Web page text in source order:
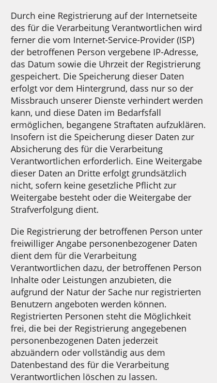
Durch eine Registrierung auf der Internetseite
des für die Verarbeitung Verantwortlichen wird
ferner die vom Internet-Service-Provider (ISP)
der betroffenen Person vergebene IP-Adresse,
das Datum sowie die Uhrzeit der Registrierung
gespeichert. Die Speicherung dieser Daten
erfolgt vor dem Hintergrund, dass nur so der
Missbrauch unserer Dienste verhindert werden
kann, und diese Daten im Bedarfsfall
ermöglichen, begangene Straftaten aufzuklären.
Insofern ist die Speicherung dieser Daten zur
Absicherung des für die Verarbeitung
Verantwortlichen erforderlich. Eine Weitergabe
dieser Daten an Dritte erfolgt grundsätzlich
nicht, sofern keine gesetzliche Pflicht zur
Weitergabe besteht oder die Weitergabe der
Strafverfolgung dient.
Die Registrierung der betroffenen Person unter
freiwilliger Angabe personenbezogener Daten
dient dem für die Verarbeitung
Verantwortlichen dazu, der betroffenen Person
Inhalte oder Leistungen anzubieten, die
aufgrund der Natur der Sache nur registrierten
Benutzern angeboten werden können.
Registrierten Personen steht die Möglichkeit
frei, die bei der Registrierung angegebenen
personenbezogenen Daten jederzeit
abzuändern oder vollständig aus dem
Datenbestand des für die Verarbeitung
Verantwortlichen löschen zu lassen.